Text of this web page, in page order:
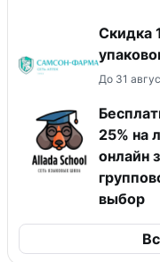
Скидка
До 31
25% на
онлайн
выбор